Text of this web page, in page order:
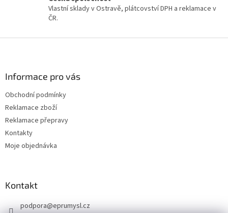
i
Vlastní sklady v Ostravě, plátcovství DPH a reklamace v
ČR.
Informace pro vás
Obchodní podmínky
Reklamace zboží
Reklamace přepravy
Kontakty
Moje objednávka
Kontakt
podpora@eprumysl.cz